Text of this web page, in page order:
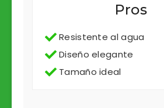
Pros
Resistente al agua
Diseño elegante
Tamaño ideal